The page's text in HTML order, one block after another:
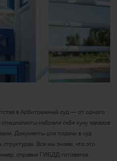
в Арбитражный суд — от одного
набрали себе кучу заказов
Документы для подачи в суд
Все мы знаем, что это
справки ГИБДД готовятся